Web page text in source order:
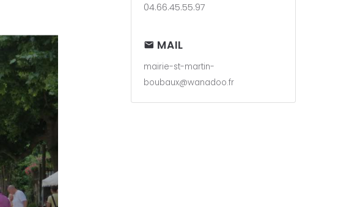
04.66.45.55.97
MAIL
mairie-st-martin-
boubaux@wanadoo.fr